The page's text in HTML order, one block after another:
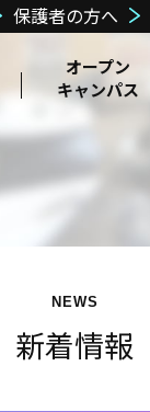
理事長メッセー
ジ
オープン
キャンパス
通信課程カリ
キュラム
スクーリングに
教育訓練給付⾦
制度
保護者の方へ
NEWS
新着情報